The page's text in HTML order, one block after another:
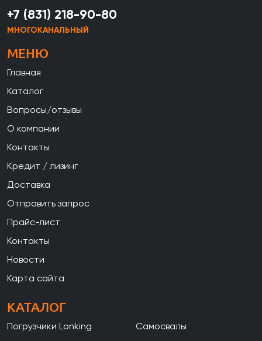
+7 (831) 218-90-80
МНОГОКАНАЛЬНЫЙ
МЕНЮ
Главная
Каталог
Вопросы/отзывы
О компании
Контакты
Кредит / лизинг
Доставка
Отправить запрос
Прайс-лист
Контакты
Новости
Карта сайта
КАТАЛОГ
Погрузчики Lonking
Самосвалы